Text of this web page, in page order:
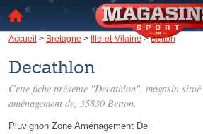
Accueil > Bretagne > Ille-et-Vilaine>Betton
Decathlon
Cette fiche présente "Decathlon", magasin situé
aménagement de, 35830 Betton.
Pluvignon Zone Aménagement De